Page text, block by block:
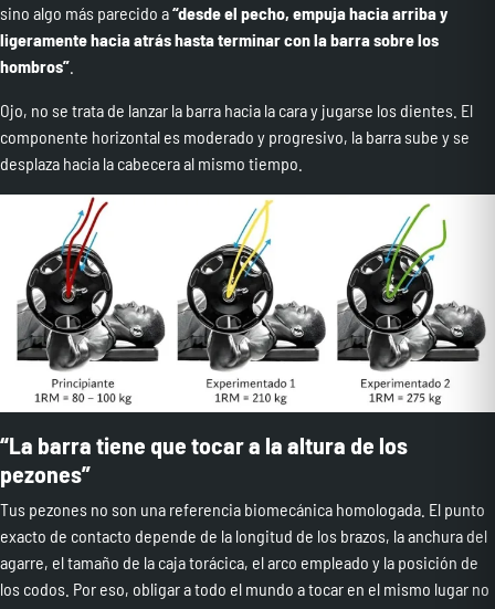
sino algo más parecido a“desde el pecho, empuja hacia arriba y
ligeramente hacia atrás hasta terminar con la barra sobre los
hombros”
Ojo, no se trata de lanzar la barra hacia la cara y jugarse los dientes. El
componente horizontal es moderado y progresivo, la barra sube y se
desplaza hacia la cabecera al mismo tiempo.
“La barra tiene que tocar a la altura de los
pezones”
Tus pezones no son una referencia biomecánica homologada. El punto
exacto de contacto depende de la longitud de los brazos, la anchura del
agarre, el tamaño de la caja torácica, el arco empleado y la posición de
los codos. Por eso, obligar a todo el mundo a tocar en el mismo lugar no